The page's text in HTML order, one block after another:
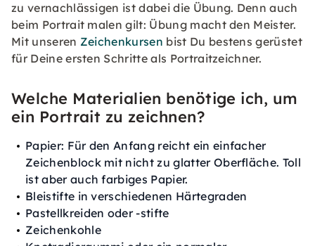
zu vernachlässigen ist dabei die Übung. Denn auch
beim Portrait malen gilt: Übung macht den Meister.
Mit unseren Zeichenkursen bist Du bestens gerüstet
für Deine ersten Schritte als Portraitzeichner.
Welche Materialien benötige ich, um
ein Portrait zu zeichnen?
Papier: Für den Anfang reicht ein einfacher
Zeichenblock mit nicht zu glatter Oberfläche. Toll
ist aber auch farbiges Papier.
Bleistifte in verschiedenen Härtegraden
Pastellkreiden oder -stifte
Zeichenkohle